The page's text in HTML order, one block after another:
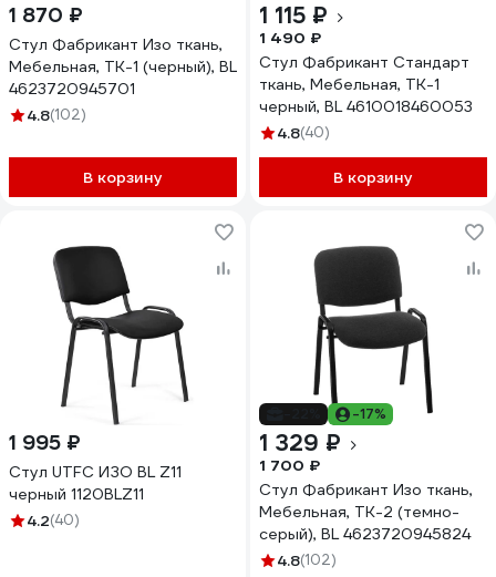
1 870 ₽
Стул Фабрикант Изо ткань,
Мебельная, ТК-1 (черный), BL
4623720945701
4.8(102)
В корзину
1 115 ₽
1 490 ₽
Стул Фабрикант Стандарт
ткань, Мебельная, ТК-1
черный, BL 4610018460053
4.8(40)
В корзину
1 995 ₽
Стул UTFC ИЗО BL Z11
черный 1120BLZ11
4.2(40)
-17%
1 329 ₽
1 700 ₽
Стул Фабрикант Изо ткань,
Мебельная, ТК-2 (темно-
серый), BL 4623720945824
4.8(102)